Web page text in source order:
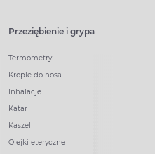
Przeziębienie i grypa
Termometry
Krople do nosa
Inhalacje
Katar
Kaszel
Olejki eteryczne